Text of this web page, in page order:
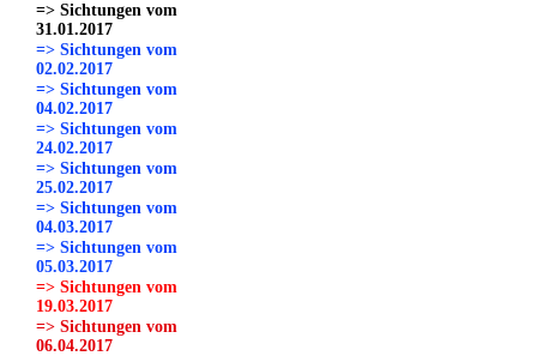
=> Sichtungen vom
31.01.2017
=> Sichtungen vom
02.02.2017
=> Sichtungen vom
04.02.2017
=> Sichtungen vom
24.02.2017
=> Sichtungen vom
25.02.2017
=> Sichtungen vom
04.03.2017
=> Sichtungen vom
05.03.2017
=> Sichtungen vom
19.03.2017
=> Sichtungen vom
06.04.2017